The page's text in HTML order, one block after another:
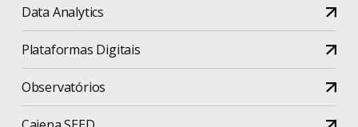
Data Analytics
Plataformas Digitais
Observatórios